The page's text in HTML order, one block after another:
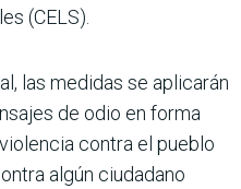
(CELS).
las medidas se aplicarán
de odio en forma
contra el pueblo
algún ciudadano